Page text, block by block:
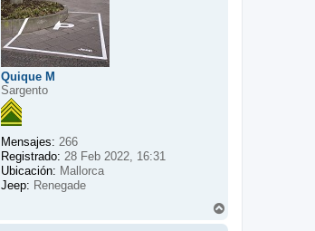
Quique M
Sargento
Mensajes: 266
Registrado: 28 Feb 2022, 16:31
Ubicación: Mallorca
Jeep: Renegade